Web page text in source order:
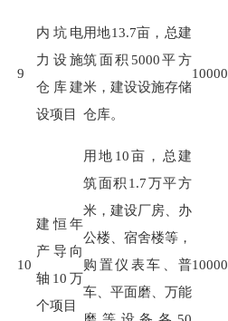
9
内坑电
力设施
仓库建
设项目
用地13.7亩，总建
筑面积 5000平方
米，建设设施存储
仓库。
10000
10
建恒年
产导向
轴10万
个项目
用地 10亩，总建
筑面积 1.7万平方
米，建设厂房、办
公楼、宿舍楼等，
购置仪表车、普
车、平面磨、万能
10000